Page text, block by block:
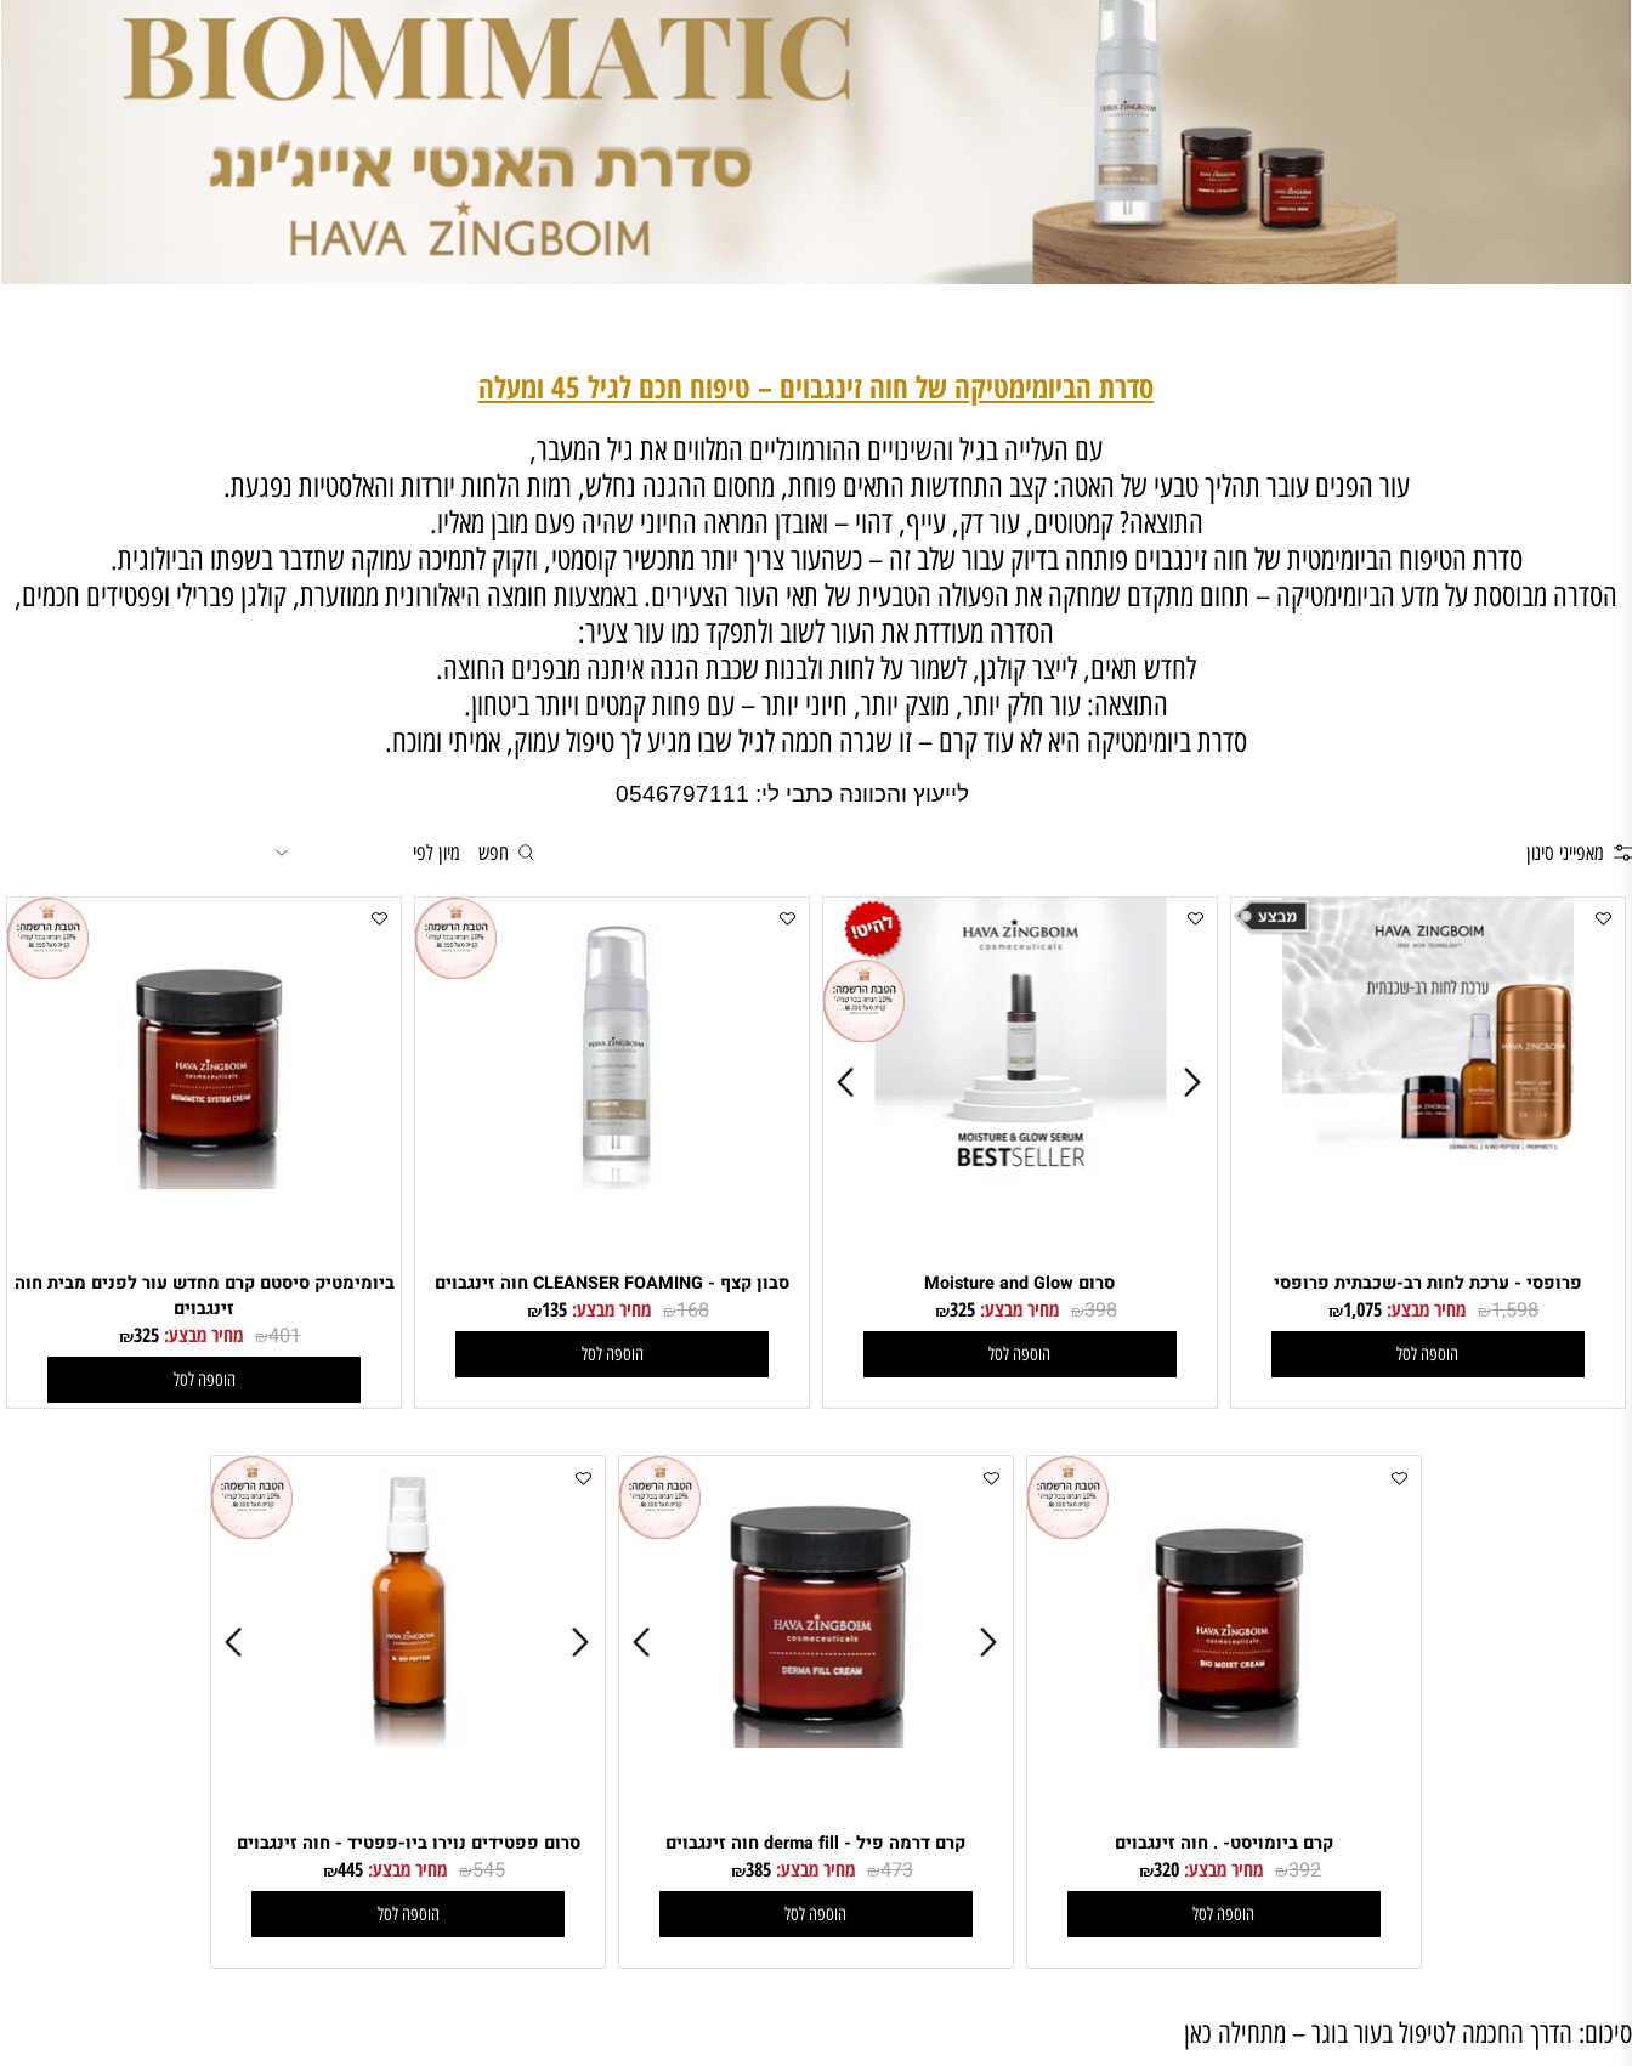
סדרת הביומימטיקה של חוה זינגבוים – טיפוח חכם לגיל 45 ומעלה
עם העלייה בגיל והשינויים ההורמונליים המלווים את גיל המעבר,
עור הפנים עובר תהליך טבעי של האטה: קצב התחדשות התאים פוחת, מחסום ההגנה נחלש, רמות הלחות יורדות והאלסטיות נפגעת.
התוצאה? קמטוטים, עור דק, עייף, דהוי – ואובדן המראה החיוני שהיה פעם מובן מאליו.
סדרת הטיפוח הביומימטית של חוה זינגבוים פותחה בדיוק עבור שלב זה – כשהעור צריך יותר מתכשיר קוסמטי, וזקוק לתמיכה עמוקה שתדבר בשפתו הביולוגית.
מבוססת על מדע הביומימטיקה – תחום מתקדם שמחקה את הפעולה הטבעית של תאי העור הצעירים. באמצעות חומצה היאלורונית ממוזערת, קולגן פברילי ופפטידים חכמים,
הסדרה מעודדת את העור לשוב ולתפקד כמו עור צעיר:
לחדש תאים, לייצר קולגן, לשמור על לחות ולבנות שכבת הגנה איתנה מבפנים החוצה.
התוצאה: עור חלק יותר, מוצק יותר, חיוני יותר – עם פחות קמטים ויותר ביטחון.
סדרת ביומימטיקה היא לא עוד קרם – זו שגרה חכמה לגיל שבו מגיע לך טיפול עמוק, אמיתי ומוכח.
סינון מיון לפי
- ערכת לחות רב-שכבתית פרופסי
1,598 מחיר מבצע:1,075
398 מחיר מבצע:325
168 מחיר מבצע:135
ביומימטיק סיסטם קרם מחדש עור לפנים מבית חוה
זינגבוים
₪401 מחיר מבצע: ₪325
הוספה לסל
קרם ביומויסט- . חוה זינגבוים
₪392 מחיר מבצע: ₪320
קרם דרמה פיל - derma fill חוה זינגבוים
₪473 מחיר מבצע: ₪385
סרום פפטידים נוירו ביו-פפטיד - חוה זינגבוים
₪545 מחיר מבצע: ₪445